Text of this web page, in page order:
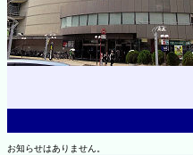
お知らせはありません。